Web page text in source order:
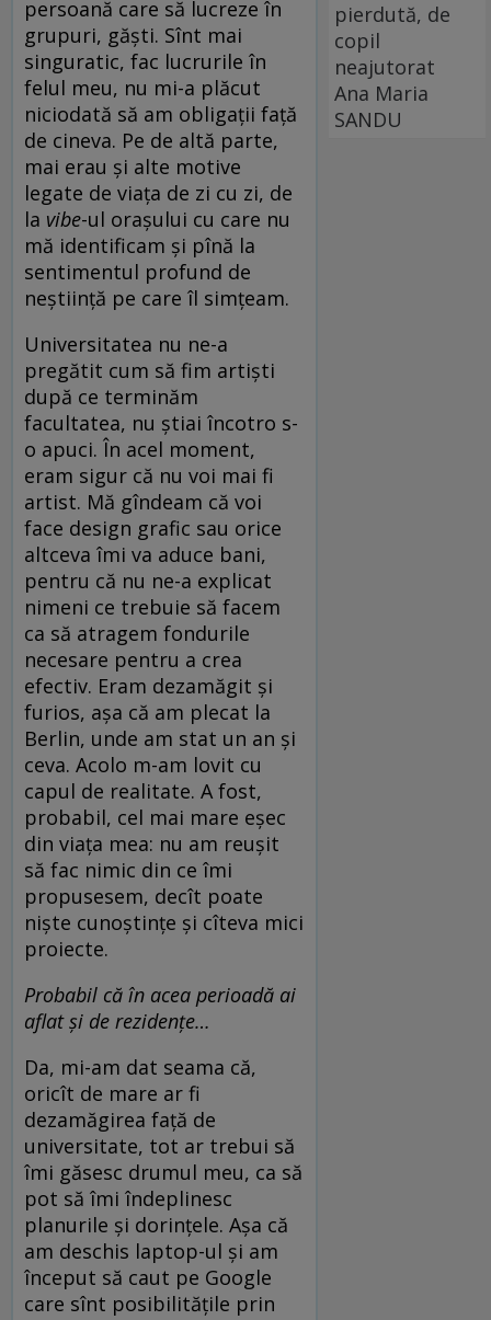
persoană care să lucreze în
grupuri, găști. Sînt mai
singuratic, fac lucrurile în
felul meu, nu mi-a plăcut
niciodată să am obligații față
de cineva. Pe de altă parte,
mai erau și alte motive
legate de viața de zi cu zi, de
la vibe-ul orașului cu care nu
mă identificam și pînă la
sentimentul profund de
neștiință pe care îl simțeam.
Universitatea nu ne-a
pregătit cum să fim artiști
după ce terminăm
facultatea, nu știai încotro s-
o apuci. În acel moment,
eram sigur că nu voi mai fi
artist. Mă gîndeam că voi
face design grafic sau orice
altceva îmi va aduce bani,
pentru că nu ne-a explicat
nimeni ce trebuie să facem
ca să atragem fondurile
necesare pentru a crea
efectiv. Eram dezamăgit și
furios, așa că am plecat la
Berlin, unde am stat un an și
ceva. Acolo m-am lovit cu
capul de realitate. A fost,
probabil, cel mai mare eșec
din viața mea: nu am reușit
să fac nimic din ce îmi
propusesem, decît poate
niște cunoștințe și cîteva mici
proiecte.
Probabil că în acea perioadă ai
aflat și de rezidențe…
Da, mi-am dat seama că,
oricît de mare ar fi
dezamăgirea față de
universitate, tot ar trebui să
îmi găsesc drumul meu, ca să
pot să îmi îndeplinesc
planurile și dorințele. Așa că
am deschis laptop-ul și am
început să caut pe Google
care sînt posibilitățile prin
pierdută, de
copil
neajutorat
Ana Maria
SANDU